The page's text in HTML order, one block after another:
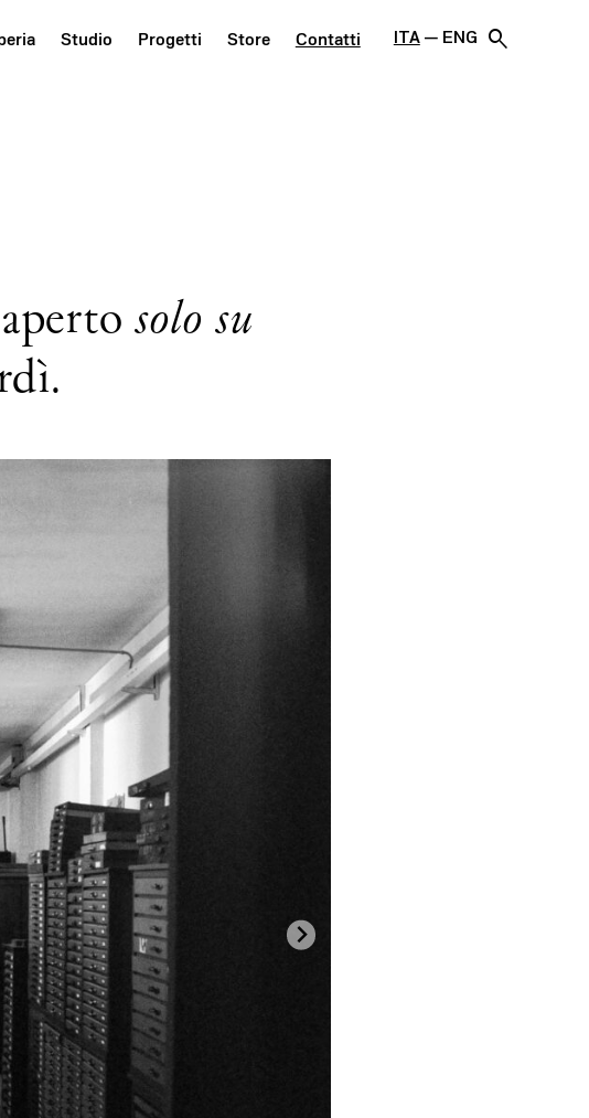
Studio Progetti Store Contatti ITA ENG search
solo su